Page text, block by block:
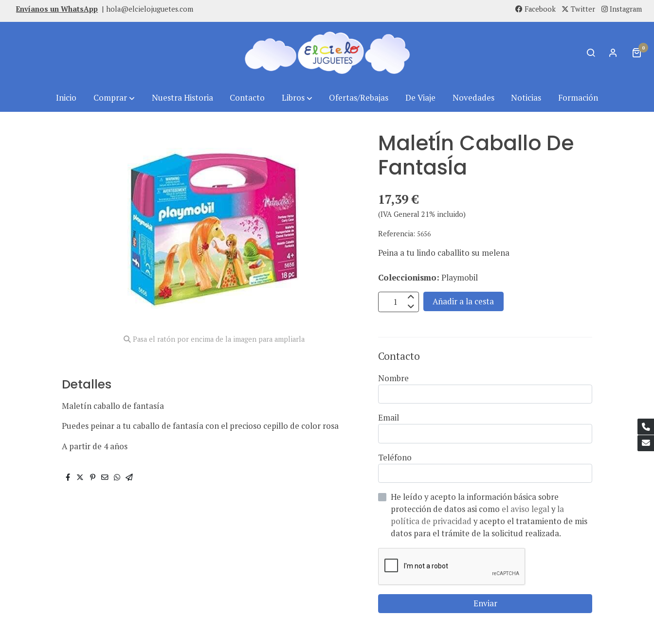
Envíanos un WhatsApp | hola@elcielojuguetes.com Facebook Twitter Instagram
0
Inicio Comprar Nuestra Historia Contacto Libros Ofertas/Rebajas De Viaje Novedades Noticias Formación
Comprar MaletÍn Caballo De FantasÍa
Pasa el ratón por encima de la imagen para ampliarla
Detalles
Maletín caballo de fantasía
Puedes peinar a tu caballo de fantasía con el precioso cepillo de color rosa
A partir de 4 años
MaletÍn Caballo De
FantasÍa
17,39 €
(IVA General 21% incluido)
Referencia: 5656
Peina a tu lindo caballito su melena
Coleccionismo: Playmobil
Añadir a la cesta
Contacto
Nombre
Email
Teléfono
He leído y acepto la información básica sobre
protección de datos asi como el aviso legalyla
política de privacidad y acepto el tratamiento de mis
datos para el trámite de la solicitud realizada.
Enviar